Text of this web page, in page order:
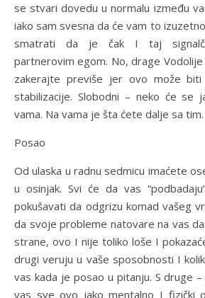
se stvari dovedu u normalu između
iako sam svesna da će vam to
smatrati da je čak I taj
partnerovim egom. No, drage Vodolije
zakerajte previše jer ovo može biti
stabilizacije. Slobodni – neko će se
vama. Na vama je šta ćete dalje sa tim.
Posao
Od ulaska u radnu sedmicu imaćete
u osinjak. Svi će da vas
pokušavati da odgrizu komad vašeg
da svoje probleme natovare na vas
strane, ovo I nije toliko loše I
drugi veruju u vaše sposobnosti I
vas kada je posao u pitanju. S druge –
vas sve ovo jako mentalno I fizički